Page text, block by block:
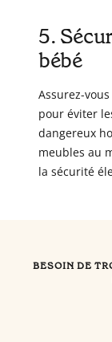
5.
bébé
Assurez-
pour éviter
dangereux
meubles au
la sécurité
BESOIN DE